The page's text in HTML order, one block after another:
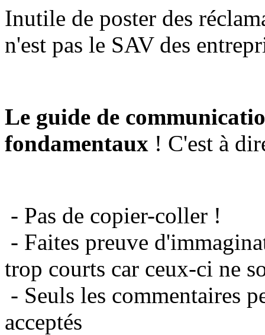
Inutile de poster des
n'est pas le SAV des
Le guide de
fondamentaux ! C'est à
- Pas de copier-coller !
- Faites preuve
trop courts car ceux-ci ne
- Seuls les commentaires
acceptés